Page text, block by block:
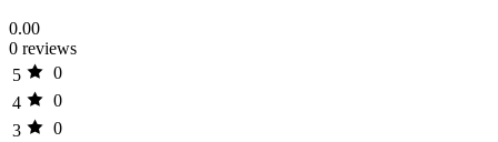
0.00
0 reviews
5
0
4
0
3
0